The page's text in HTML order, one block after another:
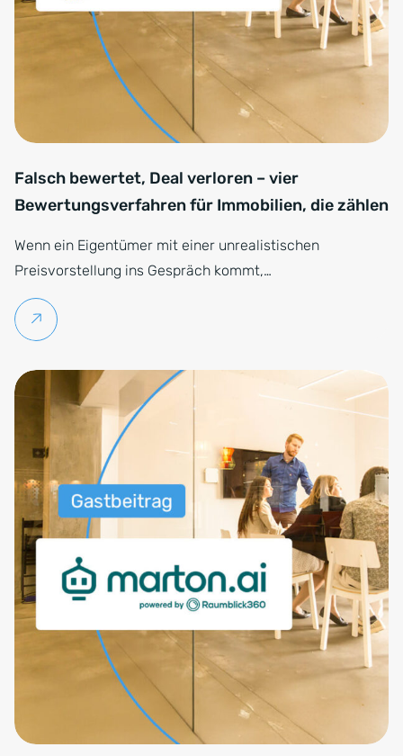
Falsch bewertet, Deal verloren – vier
Bewertungsverfahren für Immobilien, die zählen
Wenn ein Eigentümer mit einer unrealistischen
Preisvorstellung ins Gespräch kommt,…
Weiterlesen